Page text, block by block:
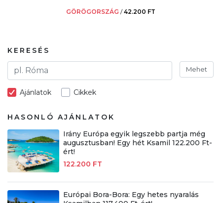
GÖRÖGORSZÁG /42.200 FT
KERESÉS
Mehet
Ajánlatok Cikkek
HASONLÓ AJÁNLATOK
Irány Európa egyik legszebb partja még
augusztusban! Egy hét Ksamil 122.200 Ft-
ért!
122.200 FT
Európai Bora-Bora: Egy hetes nyaralás